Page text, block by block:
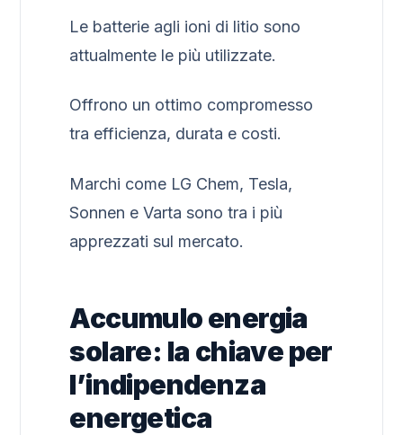
Le batterie agli ioni di litio sono
attualmente le più utilizzate.
Offrono un ottimo compromesso
tra efficienza, durata e costi.
Marchi come LG Chem, Tesla,
Sonnen e Varta sono tra i più
apprezzati sul mercato.
Accumulo energia
solare: la chiave per
l’indipendenza
energetica